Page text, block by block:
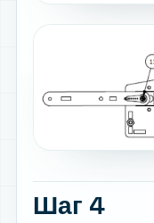
Шаг 4